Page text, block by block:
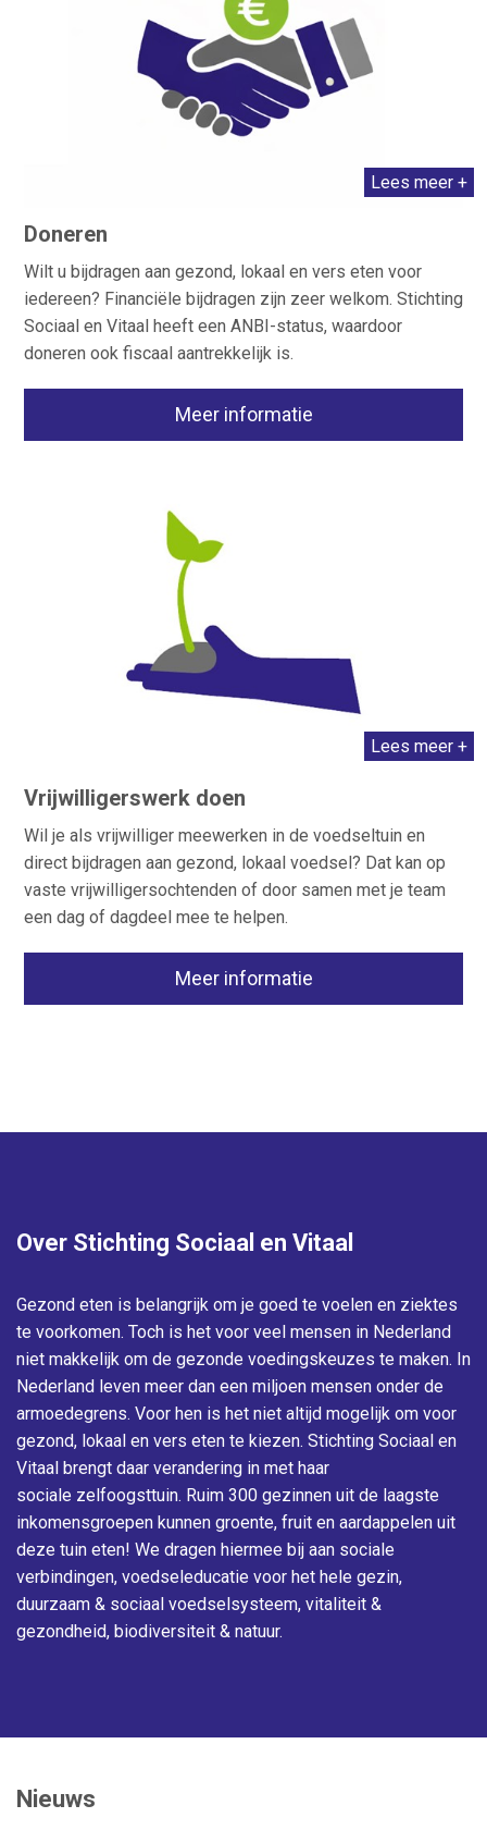
Lees meer +
Doneren
Wilt u bijdragen aan gezond, lokaal en vers eten voor
iedereen? Financiële bijdragen zijn zeer welkom. Stichting
Sociaal en Vitaal heeft een ANBI-status, waardoor
doneren ook fiscaal aantrekkelijk is.
Meer informatie
Lees meer +
Vrijwilligerswerk doen
Wil je als vrijwilliger meewerken in de voedseltuin en
direct bijdragen aan gezond, lokaal voedsel? Dat kan op
vaste vrijwilligersochtenden of door samen met je team
een dag of dagdeel mee te helpen.
Meer informatie
Over Stichting Sociaal en Vitaal
Gezond eten is belangrijk om je goed te voelen en ziektes
te voorkomen. Toch is het voor veel mensen in Nederland
niet makkelijk om de gezonde voedingskeuzes te maken. In
Nederland leven meer dan een miljoen mensen onder de
armoedegrens. Voor hen is het niet altijd mogelijk om voor
gezond, lokaal en vers eten te kiezen. Stichting Sociaal en
Vitaal brengt daar verandering in met haar
sociale zelfoogsttuin. Ruim 300 gezinnen uit de laagste
inkomensgroepen kunnen groente, fruit en aardappelen uit
deze tuin eten! We dragen hiermee bij aan sociale
verbindingen, voedseleducatie voor het hele gezin,
duurzaam & sociaal voedselsysteem, vitaliteit &
gezondheid, biodiversiteit & natuur.
Nieuws